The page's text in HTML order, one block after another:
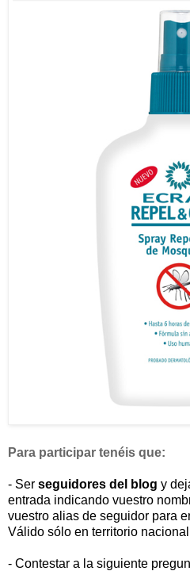
Para participar tenéis que:
- Ser seguidores del blog y
entrada indicando vuestro
vuestro alias de seguidor para
Válido sólo en territorio
- Contestar a la siguiente